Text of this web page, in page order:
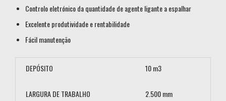
Controlo eletrónico da quantidade de agente ligante a espalhar
Excelente produtividade e rentabilidade
Fácil manutenção
DEPÓSITO 10 m3
LARGURA DE TRABALHO 2.500 mm